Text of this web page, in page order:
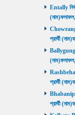
Entally
প্রার্থী
Ballygunge
প্রার্থী
প্রার্থী